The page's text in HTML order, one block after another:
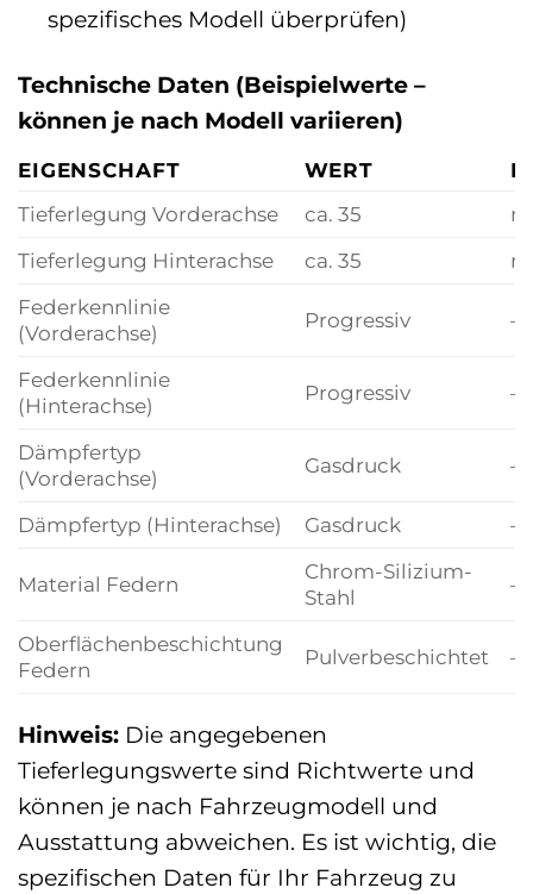
spezifisches Modell überprüfen)
Technische Daten (Beispielwerte –
können je nach Modell variieren)
EIGENSCHAFT WERT
Tieferlegung Vorderachse
ca. 35
Tieferlegung Hinterachse
ca. 35
Federkennlinie
(Vorderachse)
Progressiv –
Federkennlinie
(Hinterachse)
Progressiv –
Dämpfertyp
(Vorderachse)
Gasdruck –
Dämpfertyp (Hinterachse) Gasdruck –
Material Federn
Chrom-Silizium-
Stahl
–
Oberflächenbeschichtung
Federn
Pulverbeschichtet –
Hinweis: Die angegebenen
Tieferlegungswerte sind Richtwerte und
können je nach Fahrzeugmodell und
Ausstattung abweichen. Es ist wichtig, die
spezifischen Daten für Ihr Fahrzeug zu